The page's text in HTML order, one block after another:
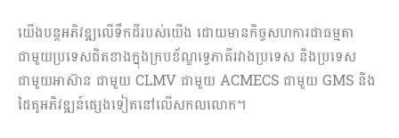
យើងបន្តអភិវឌ្ឍលើទឹកដីរបស់យើង ដោយមានកិច្ចសហការជាធម្មតា
ជាមួយប្រទេសជិតខាងក្នុងក្របខ័ណ្ឌទ្វេភាគីរវាងប្រទេស និងប្រទេស
ជាមួយអាស៊ាន ជាមួយ CLMV ជាមួយ ACMECS ជាមួយ GMS និង
ដៃគូអភិវឌ្ឍន៍ផ្សេងទៀតនៅលើសកលលោក។